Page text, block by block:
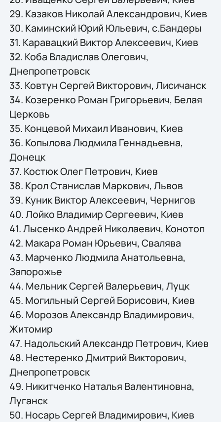
29. Казаков Николай Александрович, Киев
30. Каминский Юрий Юльевич, с.Бандеры
31. Каравацкий Виктор Алексеевич, Киев
32. Коба Владислав Олегович,
Днепропетровск
33. Ковтун Сергей Викторович, Лисичанск
34. Козеренко Роман Григорьевич, Белая
Церковь
35. Концевой Михаил Иванович, Киев
36. Копылова Людмила Геннадьевна,
Донецк
37. Костюк Олег Петрович, Киев
38. Крол Станислав Маркович, Львов
39. Куник Виктор Алексеевич, Чернигов
40. Лойко Владимир Сергеевич, Киев
41. Лысенко Андрей Николаевич, Конотоп
42. Макара Роман Юрьевич, Свалява
43. Марченко Людмила Анатольевна,
Запорожье
44. Мельник Сергей Валерьевич, Луцк
45. Могильный Сергей Борисович, Киев
46. Морозов Александр Владимирович,
Житомир
47. Надольский Александр Петрович, Киев
48. Нестеренко Дмитрий Викторович,
Днепропетровск
49. Никитченко Наталья Валентиновна,
Луганск
50. Носарь Сергей Владимирович, Киев